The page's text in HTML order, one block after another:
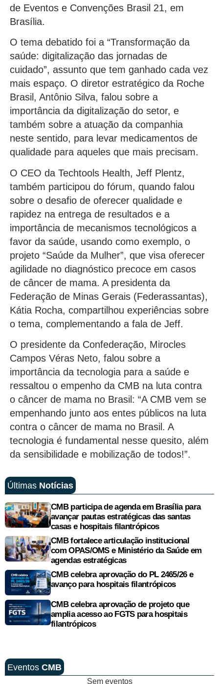
de Eventos e Convenções Brasil 21, em
Brasília.
O tema debatido foi a “Transformação da
saúde: digitalização das jornadas de
cuidado”, assunto que tem ganhado cada vez
mais espaço. O diretor estratégico da Roche
Brasil, Antônio Silva, falou sobre a
importância da digitalização do setor, e
também sobre a atuação da companhia
neste sentido, para levar medicamentos de
qualidade para aqueles que mais precisam.
O CEO da Techtools Health, Jeff Plentz,
também participou do fórum, quando falou
sobre o desafio de oferecer qualidade e
rapidez na entrega de resultados e a
importância de mecanismos tecnológicos a
favor da saúde, usando como exemplo, o
projeto “Saúde da Mulher”, que visa oferecer
agilidade no diagnóstico precoce em casos
de câncer de mama. A presidenta da
Federação de Minas Gerais (Federassantas),
Kátia Rocha, compartilhou experiências sobre
o tema, complementando a fala de Jeff.
O presidente da Confederação, Mirocles
Campos Véras Neto, falou sobre a
importância da tecnologia para a saúde e
ressaltou o empenho da CMB na luta contra
o câncer de mama no Brasil: “A CMB vem se
empenhando junto aos entes públicos na luta
contra o câncer de mama no Brasil. A
tecnologia é fundamental nesse quesito, além
da sensibilidade e mobilização de todos!”.
Últimas Notícias
CMB participa de agenda em Brasília para
avançar pautas estratégicas das santas
casas e hospitais filantrópicos
CMB fortalece articulação institucional
com OPAS/OMS e Ministério da Saúde em
agendas estratégicas
CMB celebra aprovação do PL 2465/26 e
avanço para hospitais filantrópicos
CMB celebra aprovação de projeto que
amplia acesso ao FGTS para hospitais
filantrópicos
Eventos CMB
Sem eventos